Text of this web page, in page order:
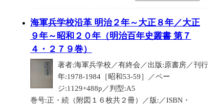
海軍兵学校沿革 明治２年～大正８年／大正
９年～昭和２０年（明治百年史叢書 第７
４・２７９巻）
著者:海軍兵学校／有終会／出版:原書房／刊行
年:1978-1984［昭和53-59］／ペー
ジ:1129+488p／判型:A5
巻号:正・続（附図１６枚共２冊）／版:／ISBN・